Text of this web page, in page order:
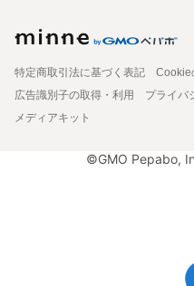
特定商取引法に基づく表記
Cookie
広告識別子の取得・利用
プライバ
メディアキット
©GMO Pepabo,